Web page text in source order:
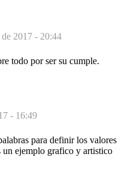
de 2017 - 20:44
todo por ser su cumple.
- 16:49
para definir los valores
un ejemplo grafico y artistico